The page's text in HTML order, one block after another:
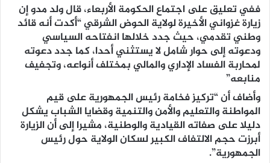
ففي تعليق على اجتماع الحكومة الأربعاء، قال ولد مدو إن
زيارة غزواني الأخيرة لولاية الحوض الشرقي “أكدت أنه قائد
وطني تقدمي، حيث جدد خلالها انفتاحه السياسي
ودعوته إلى حوار شامل لا يستثني أحدا، كما جدد دعوته
لمحاربة الفساد الإداري والمالي بمختلف أنواعه، وتجفيف
منابعه”
وأضاف أن “تركيز فخامة رئيس الجمهورية على قيم
المواطنة والتعليم والأمن والتنمية وقضايا الشباب يشكل
دليلا على صفاته القيادية والوطنية، مشيرا إلى أن الزيارة
أبرزت حجم الالتفاف الكبير لسكان الولاية حول رئيس
الجمهورية”.